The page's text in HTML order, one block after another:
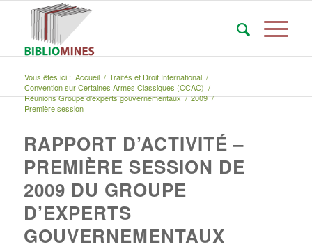
Vous êtes ici : Accueil / Traités et Droit International /
Convention sur Certaines Armes Classiques (CCAC) /
Réunions Groupe d'experts gouvernementaux / 2009 /
Première session
RAPPORT D’ACTIVITÉ –
PREMIÈRE SESSION DE
2009 DU GROUPE
D’EXPERTS
GOUVERNEMENTAUX